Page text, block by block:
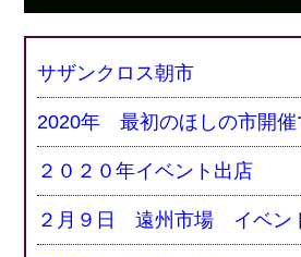
サザンクロス朝市
2020年 最初のほしの市開催
２０２０年イベント出店
２月９日 遠州市場 イベン